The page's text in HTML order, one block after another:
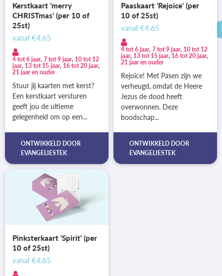
Kerstkaart ‘merry
CHRISTmas’ (per 10 of
25st)
vanaf €4,65
4 tot 6 jaar, 7 tot 9 jaar, 10 tot 12
jaar, 13 tot 15 jaar, 16 tot 20 jaar,
21 jaar en ouder
Stuur jij kaarten met kerst?
Een kerstkaart versturen
geeft jou de ultieme
gelegenheid om op een...
ONTWIKKELD DOOR
EVANGELIESTEK
Paaskaart 'Rejoice' (per
10 of 25st)
vanaf €4,65
4 tot 6 jaar, 7 tot 9 jaar, 10 tot 12
jaar, 13 tot 15 jaar, 16 tot 20 jaar,
21 jaar en ouder
Rejoice! Met Pasen zijn we
verheugd, omdat de Heere
Jezus de dood heeft
overwonnen. Deze
boodschap...
ONTWIKKELD DOOR
EVANGELIESTEK
Pinksterkaart 'Spirit' (per
10 of 25st)
vanaf €4,65